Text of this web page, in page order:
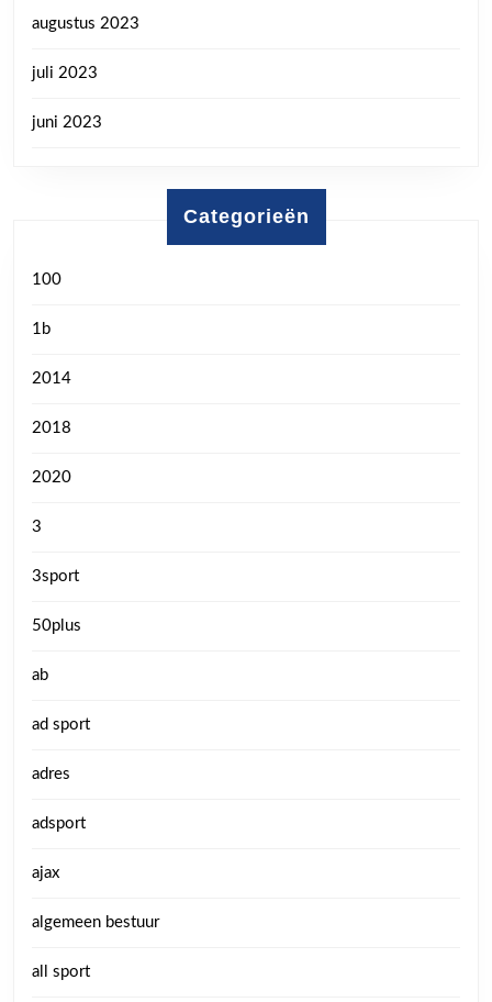
augustus 2023
juli 2023
juni 2023
Categorieën
100
1b
2014
2018
2020
3
3sport
50plus
ab
ad sport
adres
adsport
ajax
algemeen bestuur
all sport